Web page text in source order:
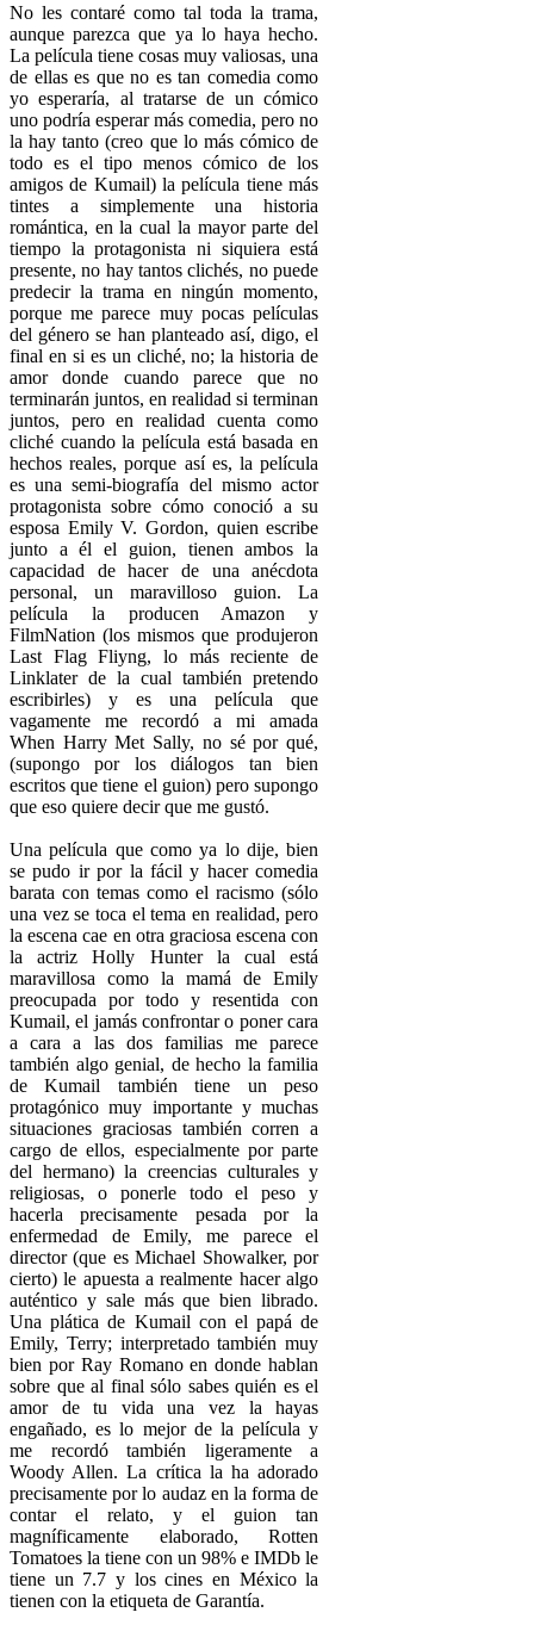
No les contaré como tal toda la trama,
aunque parezca que ya lo haya hecho.
La película tiene cosas muy valiosas, una
de ellas es que no es tan comedia como
yo esperaría, al tratarse de un cómico
uno podría esperar más comedia, pero no
la hay tanto (creo que lo más cómico de
todo es el tipo menos cómico de los
amigos de Kumail) la película tiene más
tintes a simplemente una historia
romántica, en la cual la mayor parte del
tiempo la protagonista ni siquiera está
presente, no hay tantos clichés, no puede
predecir la trama en ningún momento,
porque me parece muy pocas películas
del género se han planteado así, digo, el
final en si es un cliché, no; la historia de
amor donde cuando parece que no
terminarán juntos, en realidad si terminan
juntos, pero en realidad cuenta como
cliché cuando la película está basada en
hechos reales, porque así es, la película
es una semi-biografía del mismo actor
protagonista sobre cómo conoció a su
esposa Emily V. Gordon, quien escribe
junto a él el guion, tienen ambos la
capacidad de hacer de una anécdota
personal, un maravilloso guion. La
película la producen Amazon y
FilmNation (los mismos que produjeron
Last Flag Fliyng, lo más reciente de
Linklater de la cual también pretendo
escribirles) y es una película que
vagamente me recordó a mi amada
When Harry Met Sally, no sé por qué,
(supongo por los diálogos tan bien
escritos que tiene el guion) pero supongo
que eso quiere decir que me gustó.
Una película que como ya lo dije, bien
se pudo ir por la fácil y hacer comedia
barata con temas como el racismo (sólo
una vez se toca el tema en realidad, pero
la escena cae en otra graciosa escena con
la actriz Holly Hunter la cual está
maravillosa como la mamá de Emily
preocupada por todo y resentida con
Kumail, el jamás confrontar o poner cara
a cara a las dos familias me parece
también algo genial, de hecho la familia
de Kumail también tiene un peso
protagónico muy importante y muchas
situaciones graciosas también corren a
cargo de ellos, especialmente por parte
del hermano) la creencias culturales y
religiosas, o ponerle todo el peso y
hacerla precisamente pesada por la
enfermedad de Emily, me parece el
director (que es Michael Showalker, por
cierto) le apuesta a realmente hacer algo
auténtico y sale más que bien librado.
Una plática de Kumail con el papá de
Emily, Terry; interpretado también muy
bien por Ray Romano en donde hablan
sobre que al final sólo sabes quién es el
amor de tu vida una vez la hayas
engañado, es lo mejor de la película y
me recordó también ligeramente a
Woody Allen. La crítica la ha adorado
precisamente por lo audaz en la forma de
contar el relato, y el guion tan
magníficamente elaborado, Rotten
Tomatoes la tiene con un 98% e IMDb le
tiene un 7.7 y los cines en México la
tienen con la etiqueta de Garantía.